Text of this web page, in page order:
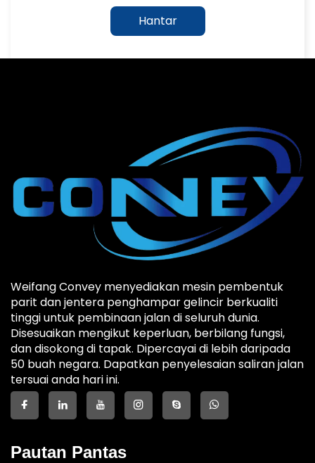
Hantar
Weifang Convey menyediakan mesin pembentuk
parit dan jentera penghampar gelincir berkualiti
tinggi untuk pembinaan jalan di seluruh dunia.
Disesuaikan mengikut keperluan, berbilang fungsi,
dan disokong di tapak. Dipercayai di lebih daripada
50 buah negara. Dapatkan penyelesaian saliran jalan
tersuai anda hari ini.
Pautan Pantas